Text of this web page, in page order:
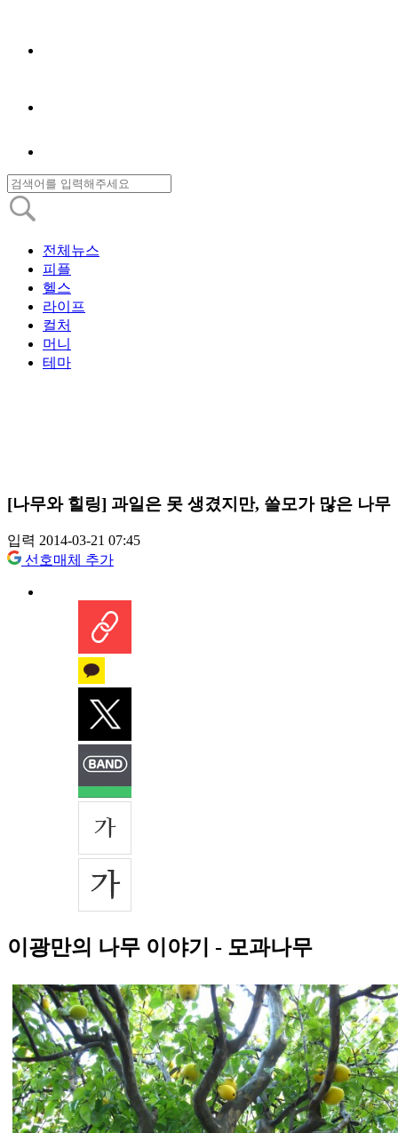
전체뉴스
피플
헬스
라이프
컬처
머니
테마
[나무와 힐링] 과일은 못 생겼지만, 쓸모가 많은 나무
입력 2014-03-21 07:45
선호매체 추가
이광만의 나무 이야기 - 모과나무